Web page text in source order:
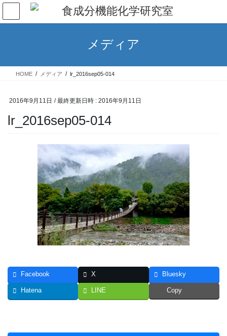
コ
テ
ス
ナ
ゲ
ン
メディア
HOME メディア lr_2016sep05-014
2016年9月11日 / 最終更新日時 : 2016年9月11日
lr_2016sep05-014
Facebook X Bluesky
Hatena LINE Copy